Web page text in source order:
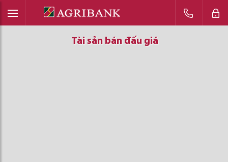
Tài sản bán đấu giá
Tài sản bán đấu giá
Tài sản bán đấu giá